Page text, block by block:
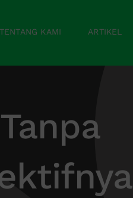
KAMI ARTIKEL